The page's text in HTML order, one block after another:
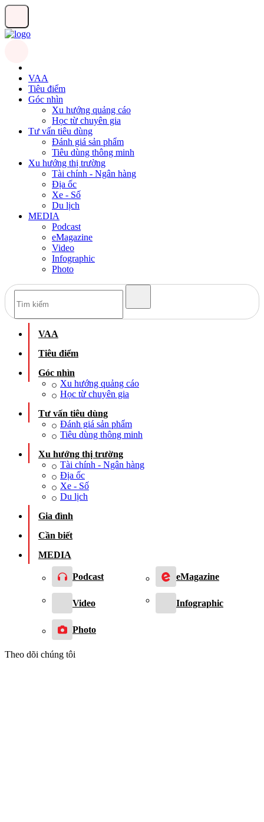
VAA
Tiêu điểm
Góc nhìn
Xu hướng quảng cáo
Học từ chuyên gia
Tư vấn tiêu dùng
Đánh giá sản phẩm
Tiêu dùng thông minh
Xu hướng thị trường
Tài chính - Ngân hàng
Địa ốc
Xe - Số
Du lịch
MEDIA
Podcast
eMagazine
Video
Infographic
Photo
VAA
Tiêu điểm
Góc nhìn
Xu hướng quảng cáo
Học từ chuyên gia
Tư vấn tiêu dùng
Đánh giá sản phẩm
Tiêu dùng thông minh
Xu hướng thị trường
Tài chính - Ngân hàng
Địa ốc
Xe - Số
Du lịch
Gia đình
Cần biết
MEDIA
Podcast eMagazine
Video Infographic
Photo
Theo dõi chúng tôi